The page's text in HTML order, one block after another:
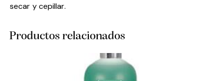
secar y cepillar.
Productos relacionados